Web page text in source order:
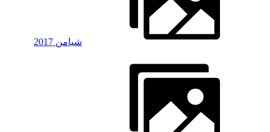
شیامن 2017